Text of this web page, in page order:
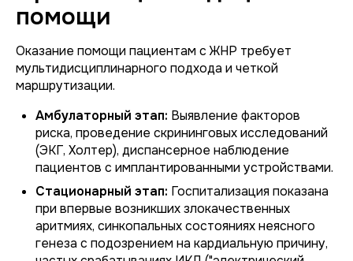
помощи
Оказание помощи пациентам с ЖНР требует
мультидисциплинарного подхода и четкой
маршрутизации.
Амбулаторный этап: Выявление факторов
риска, проведение скрининговых исследований
(ЭКГ, Холтер), диспансерное наблюдение
пациентов с имплантированными устройствами.
Стационарный этап: Госпитализация показана
при впервые возникших злокачественных
аритмиях, синкопальных состояниях неясного
генеза с подозрением на кардиальную причину,